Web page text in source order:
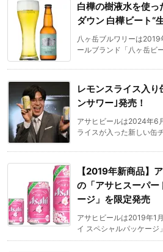
白樺の樹液水を使
ダウン 白樺ビート“
八ヶ岳ブルワリーは
ールブランド「八ヶ岳ビ
レモンスライス入
ンサワー｣発売！
アサヒビールは2024年6
ライスが入った新しい缶
【2019年新商品】
の「アサヒスーパー
ージ」を限定発売
アサヒビールは2019年1
イ スペシャルパッケージ